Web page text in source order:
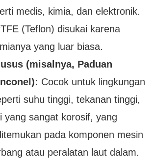
medis, kimia, dan elektronik.
(Teflon) disukai karena
yang luar biasa.
(misalnya, Paduan
Cocok untuk lingkungan
suhu tinggi, tekanan tinggi,
yang sangat korosif, yang
pada komponen mesin
atau peralatan laut dalam.